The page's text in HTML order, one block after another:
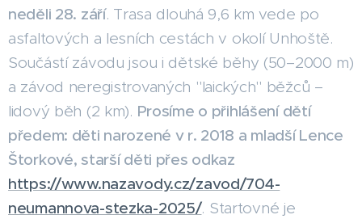
neděli 28. září. Trasa dlouhá 9,6 km vede po
asfaltových a lesních cestách v okolí Unhoště.
Součástí závodu jsou i dětské běhy (50–2000 m)
a závod neregistrovaných "laických" běžců –
lidový běh (2 km). Prosíme o přihlášení dětí
předem: děti narozené v r. 2018 a mladší Lence
Štorkové, starší děti přes odkaz
https://www.nazavody.cz/zavod/704-
neumannova-stezka-2025/. Startovné je